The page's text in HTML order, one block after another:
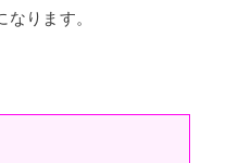
ります。